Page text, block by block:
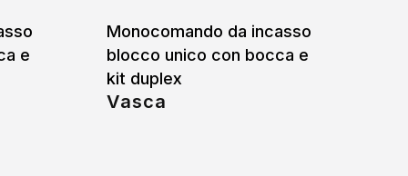
e
Monocomando da incasso
blocco unico con bocca e
kit duplex
Vasca